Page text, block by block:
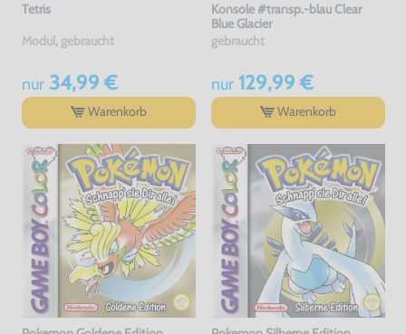
Tetris
Modul, gebraucht
nur34,99 €
Warenkorb
Konsole #transp.-blau Clear
Blue Glacier
gebraucht
nur129,99 €
Warenkorb